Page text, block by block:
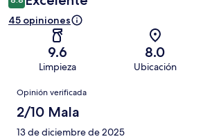
45 opiniones
9.6
Limpieza
8.0
Ubicación
Opiniones
Opinión verificada
2/10 Mala
13 de diciembre de 2025